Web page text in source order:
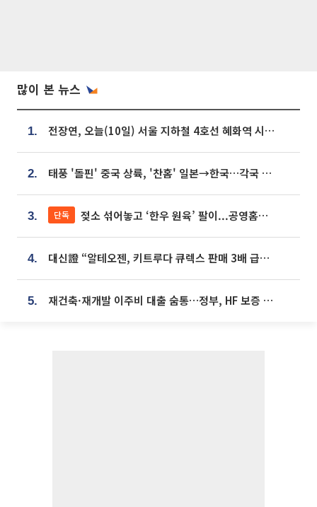
많이 본 뉴스
1. 전장연, 오늘(10일) 서울 지하철 4호선 혜화역 시위…1호선 용산역 무정차
2. 태풍 '돌핀' 중국 상륙, '찬홈' 일본→한국…각국 기상청 예상 경로는?
3. 단독 젖소 섞어놓고 ‘한우 원육’ 팔이...공영홈쇼핑 표기·검증 구멍
4. 대신證 “알테오젠, 키트루다 큐렉스 판매 3배 급증…목표가 41만원 상향”
5. 재건축·재개발 이주비 대출 숨통…정부, HF 보증 신설 추진